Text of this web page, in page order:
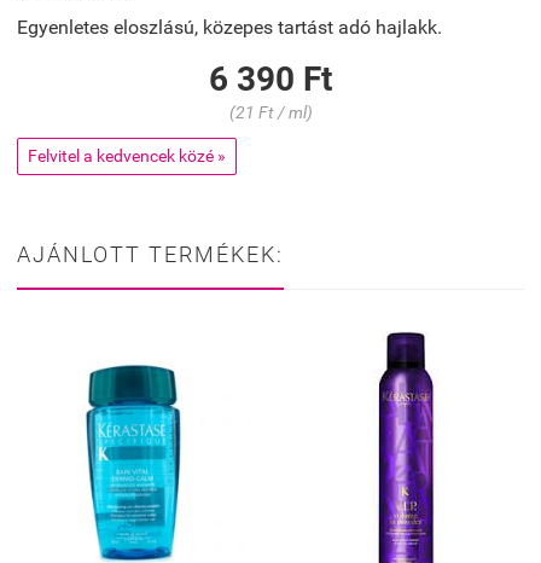
Egyenletes eloszlású, közepes tartást adó hajlakk.
6 390 Ft
(21 Ft / ml)
Felvitel a kedvencek közé »
AJÁNLOTT TERMÉKEK: